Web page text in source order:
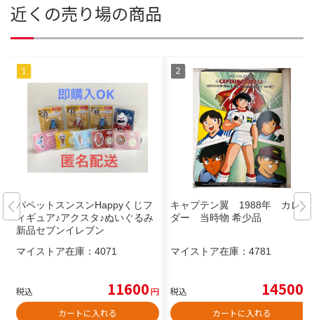
近くの売り場の商品
パペットスンスンHappyくじフ
ィギュア♪アクスタ♪ぬいぐるみ
新品セブンイレブン
マイストア在庫： 4071
税込 11600円
カートに入れる
キャプテン翼 1988年 カレン
ダー 当時物 希少品
マイストア在庫： 4781
税込 14500
カートに入れる